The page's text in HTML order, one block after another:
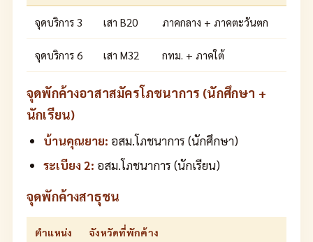
จุดบริการ 3 เสา B20 ภาคกลาง + ภาคตะวันตก
จุดบริการ 6 เสา M32 กทม. + ภาคใต้
จุดพักค้างอาสาสมัครโภชนาการ (นักศึกษา +
นักเรียน)
บ้านคุณยาย: อสม.โภชนาการ (นักศึกษา)
ระเบียง 2: อสม.โภชนาการ (นักเรียน)
จุดพักค้างสาธุชน
ตำแหน่ง จังหวัดที่พักค้าง